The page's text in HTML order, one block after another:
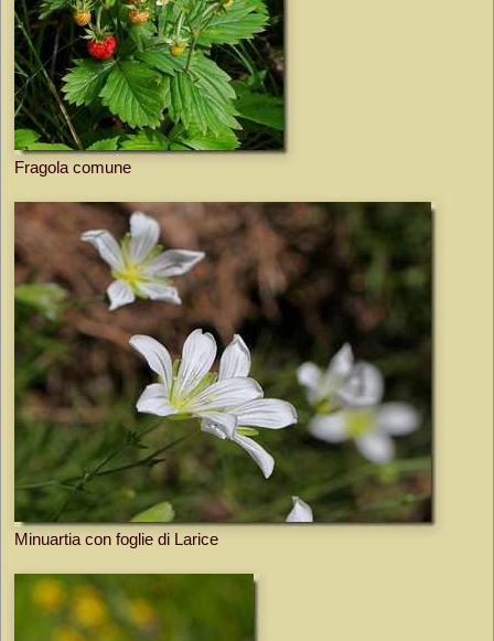
Fragola comune
Minuartia con foglie di Larice